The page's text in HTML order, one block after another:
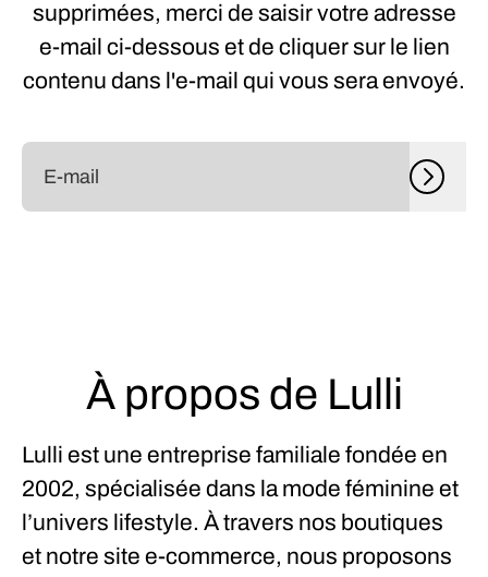
supprimées, merci de saisir votre adresse
e-mail ci-dessous et de cliquer sur le lien
contenu dans l'e-mail qui vous sera envoyé.
À propos de Lulli
Lulli est une entreprise familiale fondée en
2002, spécialisée dans la mode féminine et
l’univers lifestyle. À travers nos boutiques
et notre site e-commerce, nous proposons